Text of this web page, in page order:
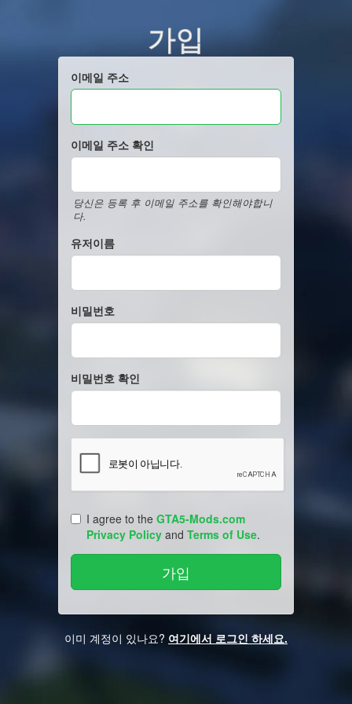
가입
이메일 주소
이메일 주소 확인
당신은 등록 후 이메일 주소를 확인해야합니
다.
유저이름
비밀번호
비밀번호 확인
I agree to the GTA5-Mods.com
Privacy Policy and Terms of Use.
이미 계정이 있나요? 여기에서 로그인 하세요.